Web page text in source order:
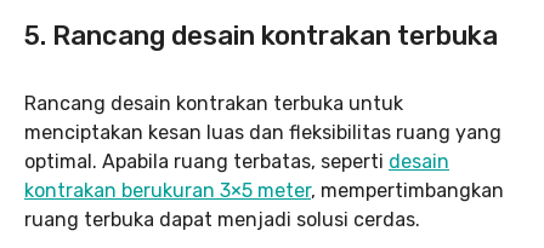
5. Rancang desain kontrakan terbuka
Rancang desain kontrakan terbuka untuk
menciptakan kesan luas dan fleksibilitas ruang yang
optimal. Apabila ruang terbatas, seperti desain
kontrakan berukuran 3×5 meter, mempertimbangkan
ruang terbuka dapat menjadi solusi cerdas.